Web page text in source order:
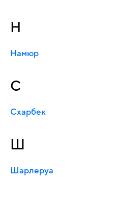
Н
Намюр
С
Схарбек
Ш
Шарлеруа